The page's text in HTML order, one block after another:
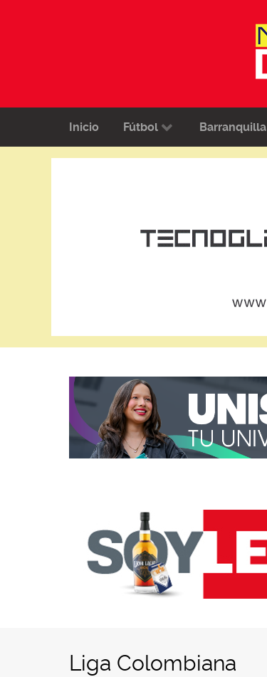
Inicio Fútbol Barranquilla
Liga Colombiana